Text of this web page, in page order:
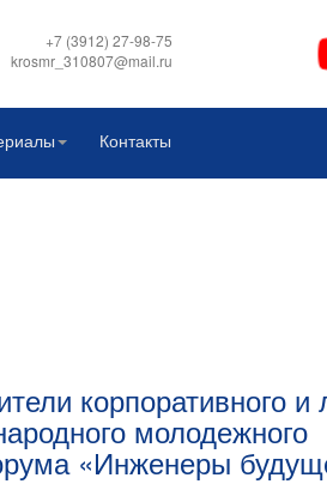
+7 (3912) 27-98-75
krosmr_310807@mail.ru
Контакты
корпоративного и
молодежного
«Инженеры